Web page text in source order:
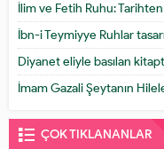
İlim ve Fetih Ruhu:
İbn-i Teymiyye Ruhlar
Diyanet eliyle basılan
İmam Gazali Şeytanın
ÇOK TIKLANANLAR